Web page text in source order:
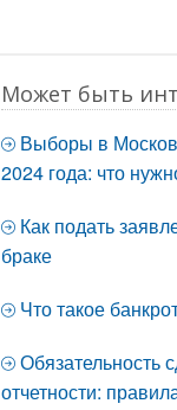
Может быть
Выборы в
2024 года: что
Как подать
браке
Что такое
Обязательность
отчетности: